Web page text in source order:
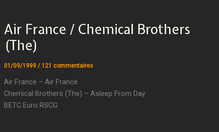
Air France / Chemical Brothers
(The)
01/09/1999 / 121 commentaires
Air France – Air France
Chemical Brothers (The) – Asleep From Day
BETC Euro RSCG